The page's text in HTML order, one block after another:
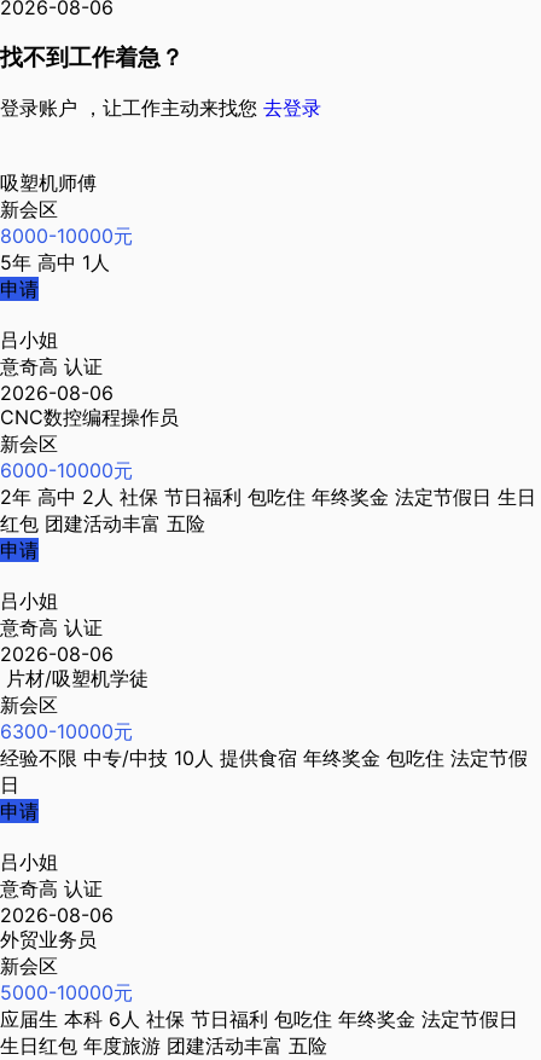
2026-08-06
找不到工作着急？
登录账户 ，让工作主动来找您 去登录
吸塑机师傅
新会区
8000-10000元
5年 高中 1人
申请
吕小姐
意奇高 认证
2026-08-06
CNC数控编程操作员
新会区
6000-10000元
2年 高中 2人 社保 节日福利 包吃住 年终奖金 法定节假日 生日
红包 团建活动丰富 五险
申请
吕小姐
意奇高 认证
2026-08-06
片材/吸塑机学徒
新会区
6300-10000元
经验不限 中专/中技 10人 提供食宿 年终奖金 包吃住 法定节假
日
申请
吕小姐
意奇高 认证
2026-08-06
外贸业务员
新会区
5000-10000元
应届生 本科 6人 社保 节日福利 包吃住 年终奖金 法定节假日
生日红包 年度旅游 团建活动丰富 五险